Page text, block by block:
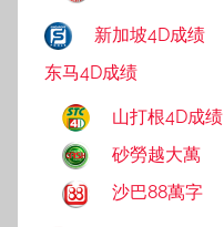
新加坡4D成绩
东马4D成绩
山打根4D成绩
砂勞越大萬
沙巴88萬字